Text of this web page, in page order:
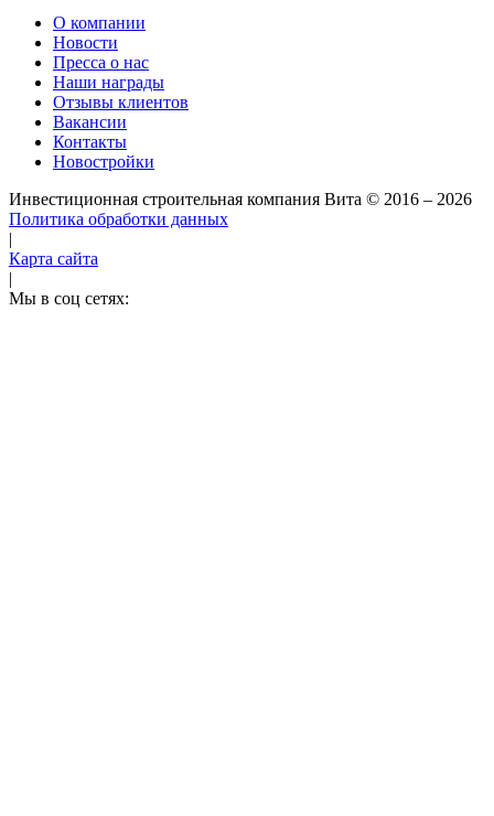
О компании
Новости
Пресса о нас
Наши награды
Отзывы клиентов
Вакансии
Контакты
Новостройки
Инвестиционная строительная компания Вита © 2016 – 2026
Политика обработки данных
|
Карта сайта
|
Мы в соц сетях: